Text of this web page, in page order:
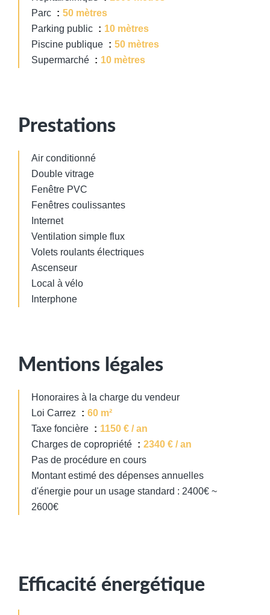
Parc
50 mètres
Parking public
10 mètres
Piscine publique
50 mètres
Supermarché
10 mètres
Prestations
Air conditionné
Double vitrage
Fenêtre PVC
Fenêtres coulissantes
Internet
Ventilation simple flux
Volets roulants électriques
Ascenseur
Local à vélo
Interphone
Mentions légales
Honoraires à la charge du vendeur
Loi Carrez
60 m²
Taxe foncière
1150 € / an
Charges de copropriété
2340 € / an
Pas de procédure en cours
Montant estimé des dépenses annuelles
d'énergie pour un usage standard : 2400€ ~
2600€
Efficacité énergétique